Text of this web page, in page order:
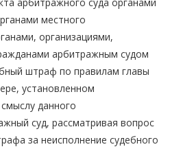
местного
организациями,
арбитражным судом
штраф по правилам главы
установленном
данного
суд, рассматривая вопрос
за неисполнение судебного